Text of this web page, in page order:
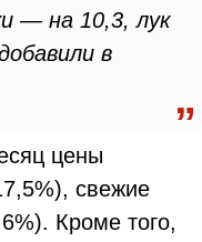
— на 10,3, лук
в
цены
свежие
Кроме того,